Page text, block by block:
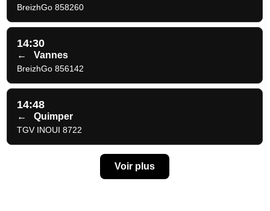
BreizhGo 858260
14:30
← Vannes
BreizhGo 856142
14:48
← Quimper
TGV INOUI 8722
Voir plus